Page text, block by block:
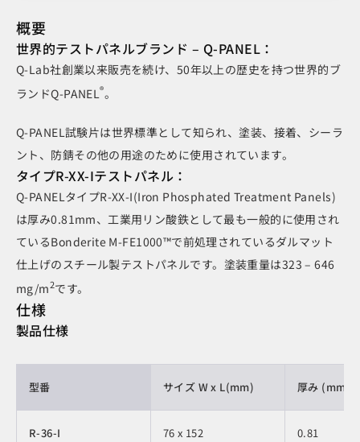
概要
世界的テストパネルブランド – Q-PANEL：
Q-Lab社創業以来販売を続け、50年以上の歴史を持つ世界的ブ
ランドQ-PANEL®。
Q-PANEL試験片は世界標準として知られ、塗装、接着、シーラ
ント、防錆その他の用途のために使用されています。
タイプR-XX-Iテストパネル：
Q-PANELタイプR-XX-I(Iron Phosphated Treatment Panels)
は厚み0.81mm、工業用リン酸鉄として最も一般的に使用され
ているBonderite M-FE1000™で前処理されているダルマット
仕上げのスチール製テストパネルです。塗装重量は323 – 646
mg/m2です。
仕様
製品仕様
製品情報
型番 サイズ W x L(mm) 厚み
R-36-I 76 x 152 0.81